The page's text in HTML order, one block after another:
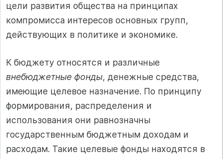
цели развития общества на принципах
компромисса интересов основных групп,
действующих в политике и экономике.
К бюджету относятся и различные
внебюджетные фонды, денежные средства,
имеющие целевое назначение. По принципу
формирования, распределения и
использования они равнозначны
государственным бюджетным доходам и
расходам. Такие целевые фонды находятся в